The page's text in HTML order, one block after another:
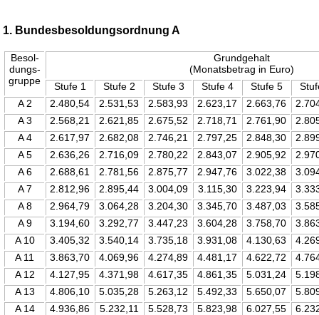
1. Bundesbesoldungsordnung A
Besol-
dungs-
gruppe
Grundgehalt
(Monatsbetrag in Euro)
Stufe 1
Stufe 2 Stufe 3 Stufe 4 Stufe 5
A 2
2.480,54 2.531,53 2.583,93 2.623,17 2.663,76
A 3
2.568,21 2.621,85 2.675,52 2.718,71 2.761,90
A 4
2.617,97 2.682,08 2.746,21 2.797,25 2.848,30
A 5
2.636,26 2.716,09 2.780,22 2.843,07 2.905,92
A 6
2.688,61 2.781,56 2.875,77 2.947,76 3.022,38
A 7
2.812,96 2.895,44 3.004,09 3.115,30 3.223,94
A 8
2.964,79 3.064,28 3.204,30 3.345,70 3.487,03
A 9
3.194,60 3.292,77 3.447,23 3.604,28 3.758,70
A 10
3.405,32 3.540,14 3.735,18 3.931,08 4.130,63
A 11
3.863,70 4.069,96 4.274,89 4.481,17 4.622,72
A 12
4.127,95 4.371,98 4.617,35 4.861,35 5.031,24
A 13
4.806,10 5.035,28 5.263,12 5.492,33 5.650,07
A 14
4.936,86 5.232,11 5.528,73 5.823,98 6.027,55